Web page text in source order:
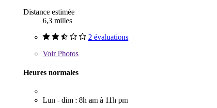
Distance estimée
6,3 milles
2 évaluations
VoirPhotos
Heures normales
Lun - dim : 8h am à 11h pm